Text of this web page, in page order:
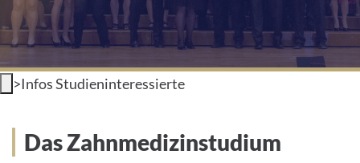
ÜBER UNS
UNIKLINIKUM
>Infos Studieninteressierte
Das Zahnmedizinstudium